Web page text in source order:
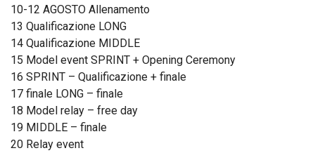
10-12 AGOSTO Allenamento
13 Qualificazione LONG
14 Qualificazione MIDDLE
15 Model event SPRINT + Opening Ceremony
16 SPRINT – Qualificazione + finale
17 finale LONG – finale
18 Model relay – free day
19 MIDDLE – finale
20 Relay event